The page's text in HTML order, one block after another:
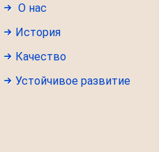
О нас
История
Качество
Устойчивое развитие